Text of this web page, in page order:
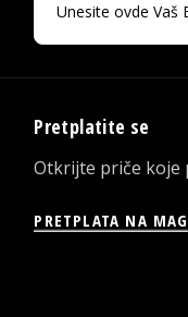
Pretplatite se
Otkrijte priče koje
PRETPLATA NA